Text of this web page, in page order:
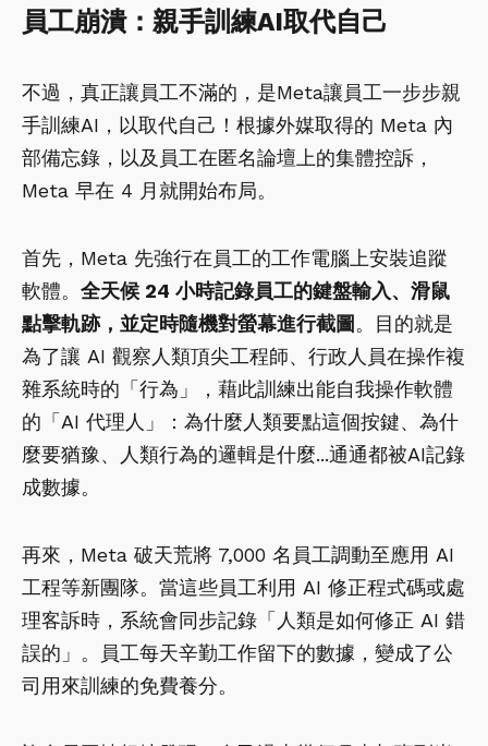
員工崩潰：親手訓練AI取代自己
不過，真正讓員工不滿的，是Meta讓員工一步步親
手訓練AI，以取代自己！根據外媒取得的 Meta 內
部備忘錄，以及員工在匿名論壇上的集體控訴，
Meta 早在 4 月就開始布局。
首先，Meta 先強行在員工的工作電腦上安裝追蹤
軟體。 全天候 24 小時記錄員工的鍵盤輸入、滑鼠
點擊軌跡，並定時隨機對螢幕進行截圖。目的就是
為了讓 AI 觀察人類頂尖工程師、行政人員在操作複
雜系統時的「行為」，藉此訓練出能自我操作軟體
的「AI 代理人」：為什麼人類要點這個按鍵、為什
麼要猶豫、人類行為的邏輯是什麼...通通都被AI記錄
成數據。
再來，Meta 破天荒將 7,000 名員工調動至應用 AI
工程等新團隊。當這些員工利用 AI 修正程式碼或處
理客訴時，系統會同步記錄「人類是如何修正 AI 錯
誤的」。員工每天辛勤工作留下的數據，變成了公
司用來訓練的免費養分。